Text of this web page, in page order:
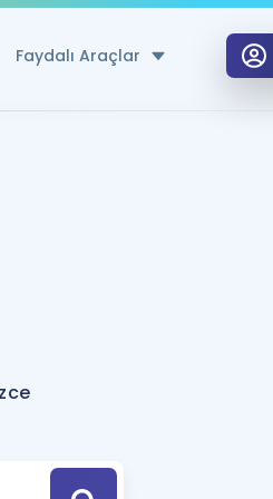
Faydalı Araçlar
Hesaplama Aracı
için Öneriler
Tek Takvimde